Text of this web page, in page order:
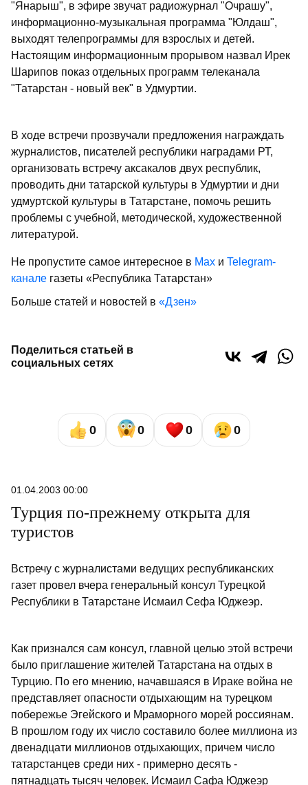
"Янарыш", в эфире звучат радиожурнал "Очрашу",
информационно-музыкальная программа "Юлдаш",
выходят телепрограммы для взрослых и детей.
Настоящим информационным прорывом назвал Ирек
Шарипов показ отдельных программ телеканала
"Татарстан - новый век" в Удмуртии.
В ходе встречи прозвучали предложения награждать
журналистов, писателей республики наградами РТ,
организовать встречу аксакалов двух республик,
проводить дни татарской культуры в Удмуртии и дни
удмуртской культуры в Татарстане, помочь решить
проблемы с учебной, методической, художественной
литературой.
Не пропустите самое интересное в Max и Telegram-
канале газеты «Республика Татарстан»
Больше статей и новостей в «Дзен»
Поделиться статьей в
социальных сетях
0 0 0 0
01.04.2003 00:00
Турция по-прежнему открыта для
туристов
Встречу с журналистами ведущих республиканских
газет провел вчера генеральный консул Турецкой
Республики в Татарстане Исмаил Сефа Юджеэр.
Как признался сам консул, главной целью этой встречи
было приглашение жителей Татарстана на отдых в
Турцию. По его мнению, начавшаяся в Ираке война не
представляет опасности отдыхающим на турецком
побережье Эгейского и Мраморного морей россиянам.
В прошлом году их число составило более миллиона из
двенадцати миллионов отдыхающих, причем число
татарстанцев среди них - примерно десять -
пятнадцать тысяч человек. Исмаил Сафа Юджеэр